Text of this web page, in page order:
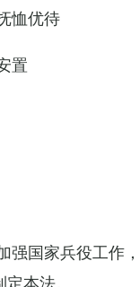
恤优待
置
强国家兵役工作
本法。